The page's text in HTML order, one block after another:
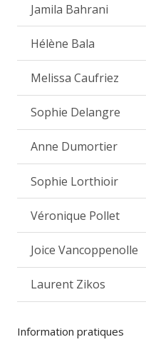
Jamila Bahrani
Hélène Bala
Melissa Caufriez
Sophie Delangre
Anne Dumortier
Sophie Lorthioir
Véronique Pollet
Joice Vancoppenolle
Laurent Zikos
Information pratiques